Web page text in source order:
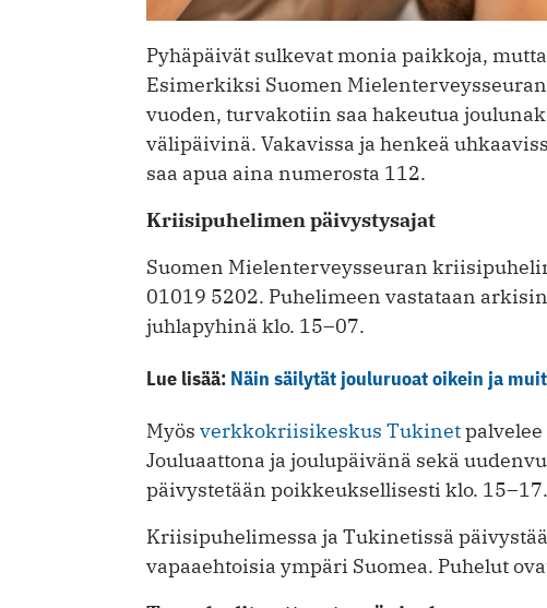
Pyhäpäivät sulkevat monia paikkoja,
Esimerkiksi Suomen
vuoden, turvakotiin saa hakeutua
välipäivinä. Vakavissa ja henkeä
saa apua aina numerosta 112.
Kriisipuhelimen päivystysajat
Suomen Mielenterveysseuran
01019 5202. Puhelimeen vastataan
juhlapyhinä klo. 15–07.
Lue lisää: Näin säilytät jouluruoat oikein ja
Myös verkkokriisikeskus Tukinet
Jouluaattona ja joulupäivänä sekä
päivystetään poikkeuksellisesti klo. 15–17.
Kriisipuhelimessa ja Tukinetissä
vapaaehtoisia ympäri Suomea. Puhelut